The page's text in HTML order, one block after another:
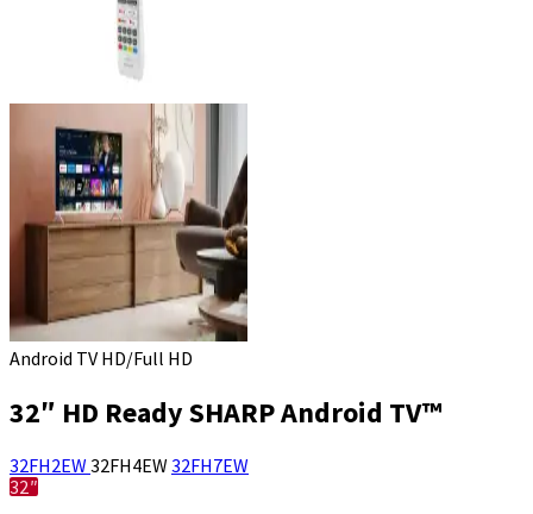
Android TV HD/Full HD
32″ HD Ready SHARP Android TV™
32FH2EW 32FH4EW 32FH7EW
32″